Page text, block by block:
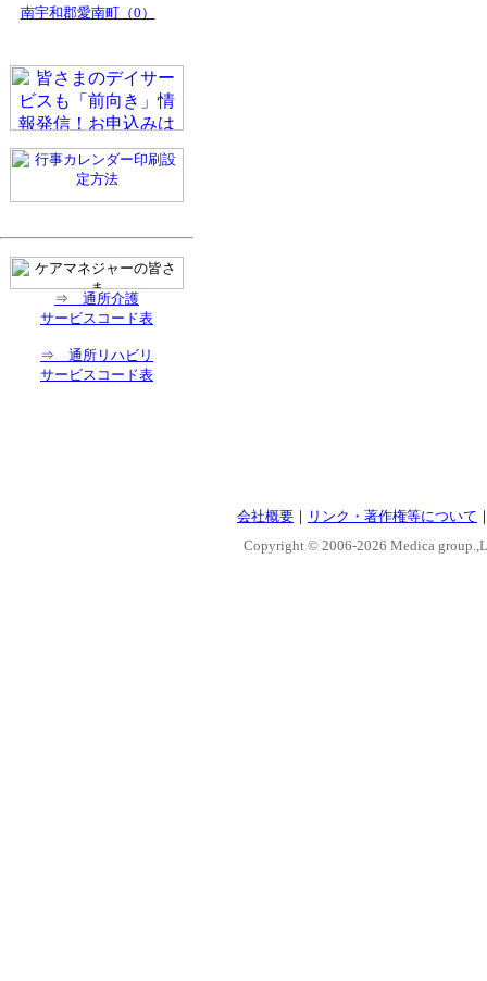
南宇和郡愛南町（0）
⇒ 通所介護
サービスコード表
⇒ 通所リハビリ
サービスコード表
会社概要 ｜ リンク・著作権等について
Copyright © 2006-2026 Medica